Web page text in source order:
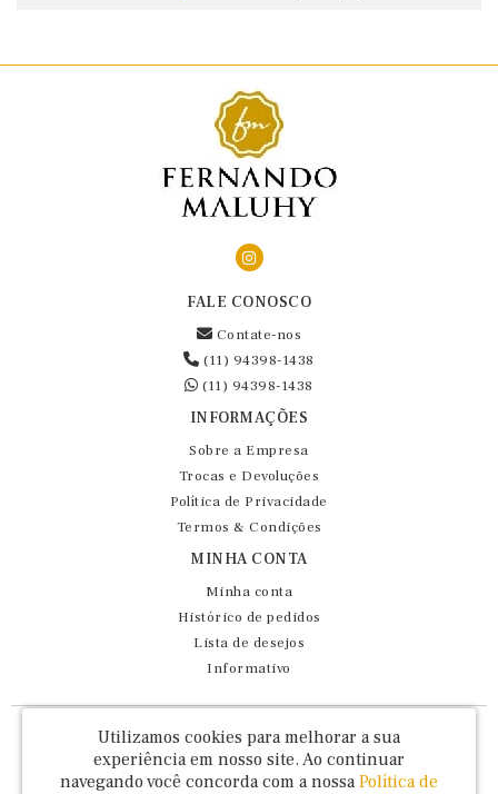
FALE CONOSCO
Contate-nos
(11) 94398-1438
(11) 94398-1438
INFORMAÇÕES
Sobre a Empresa
Trocas e Devoluções
Política de Privacidade
Termos & Condições
MINHA CONTA
Minha conta
Histórico de pedidos
Lista de desejos
Informativo
Fernando Maluhy Cia Ltda - CNPJ: 60.458.825/0001-86
Rua Dr Euclydes da Cunha, 47 - Brás - São Paulo / SP - CEP 03016-030
Utilizamos cookies para melhorar a sua
experiência em nosso site. Ao continuar
navegando você concorda com a nossa Política de